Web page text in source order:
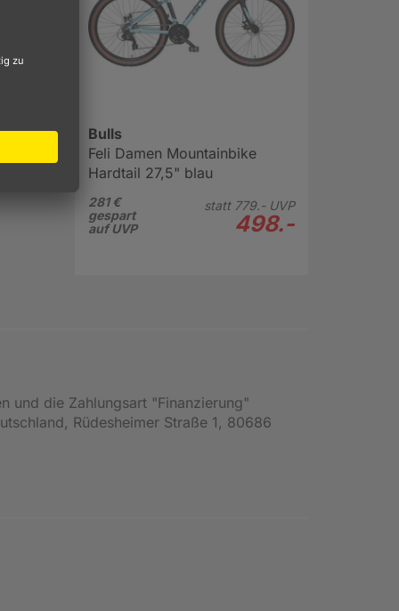
Bulls
Feli Damen Mountainbike
Hardtail 27,5" blau
281 €
gespart
auf UVP
statt 779.-UVP
498.-
und die Zahlungsart "Finanzierung"
Rüdesheimer Straße 1, 80686